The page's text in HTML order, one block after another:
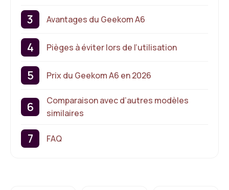
Avantages du Geekom A6
Pièges à éviter lors de l’utilisation
Prix du Geekom A6 en 2026
Comparaison avec d’autres modèles
similaires
FAQ